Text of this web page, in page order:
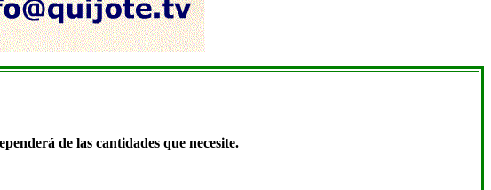
de las cantidades que necesite.